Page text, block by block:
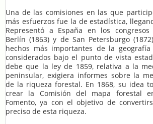
Una de las comisiones en las que
más esfuerzos fue la de estadística,
Representó a España en los
Berlín (1863) y de San Petersburgo
hechos más importantes de la
considerados bajo el punto de vista
debe que la ley de 1859, relativa a la
peninsular, exigiera informes sobre la
de la riqueza forestal. En 1868, su idea
crear la Comisión del mapa forestal
Fomento, ya con el objetivo de
preciso de esta riqueza.